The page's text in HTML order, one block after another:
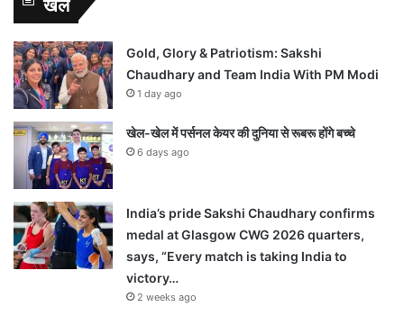
खेल
Gold, Glory & Patriotism: Sakshi
Chaudhary and Team India With PM Modi
1 day ago
खेल-खेल में पर्सनल केयर की दुनिया से रूबरू होंगे बच्चे
6 days ago
India’s pride Sakshi Chaudhary confirms
medal at Glasgow CWG 2026 quarters,
says, “Every match is taking India to
victory…
2 weeks ago